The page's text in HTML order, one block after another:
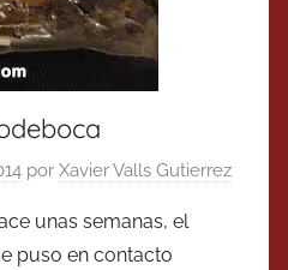
por Xavier Valls Gutierrez
unas semanas, el
puso en contacto